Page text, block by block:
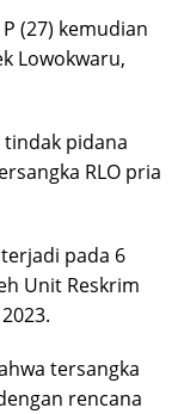
(27) kemudian
Lowokwaru,
pidana
RLO pria
pada 6
Unit Reskrim
tersangka
rencana